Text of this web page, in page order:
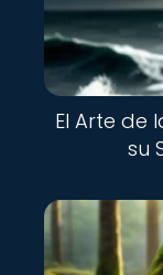
El Arte de
su